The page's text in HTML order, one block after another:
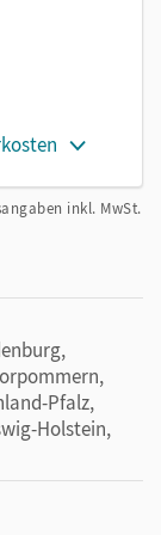
inkl. MwSt.
Pfalz,
Holstein,